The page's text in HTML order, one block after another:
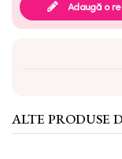
Adaugă o
ALTE PRODUSE